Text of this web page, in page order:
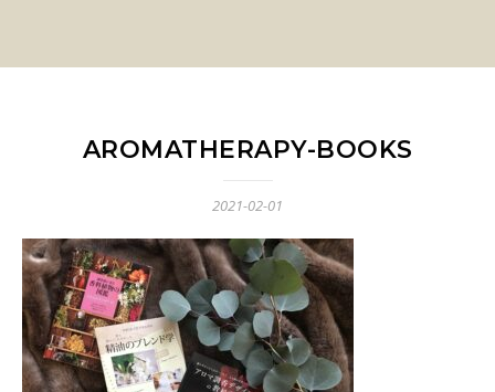
AROMATHERAPY-BOOKS
2021-02-01